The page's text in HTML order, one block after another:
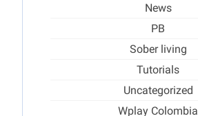
News
PB
Sober living
Tutorials
Uncategorized
Wplay Colombia